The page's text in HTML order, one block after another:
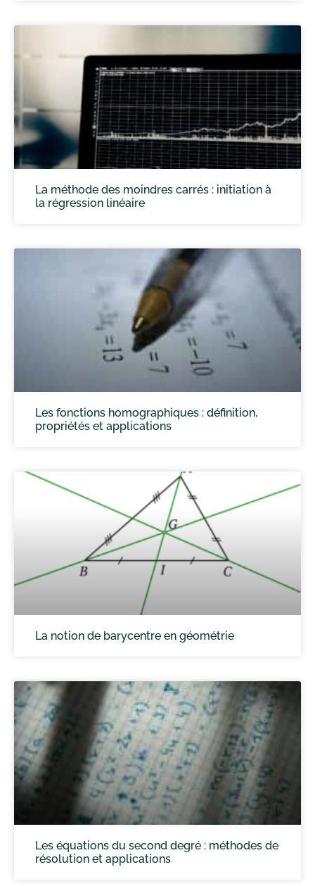
La méthode des moindres carrés : initiation à
la régression linéaire
Les fonctions homographiques : définition,
propriétés et applications
La notion de barycentre en géométrie
Les équations du second degré : méthodes de
résolution et applications